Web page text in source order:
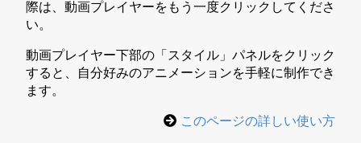
際は、動画プレイヤーをもう一度クリックしてくださ
い。
動画プレイヤー下部の「スタイル」パネルをクリック
すると、自分好みのアニメーションを手軽に制作でき
ます。
このページの詳しい使い方